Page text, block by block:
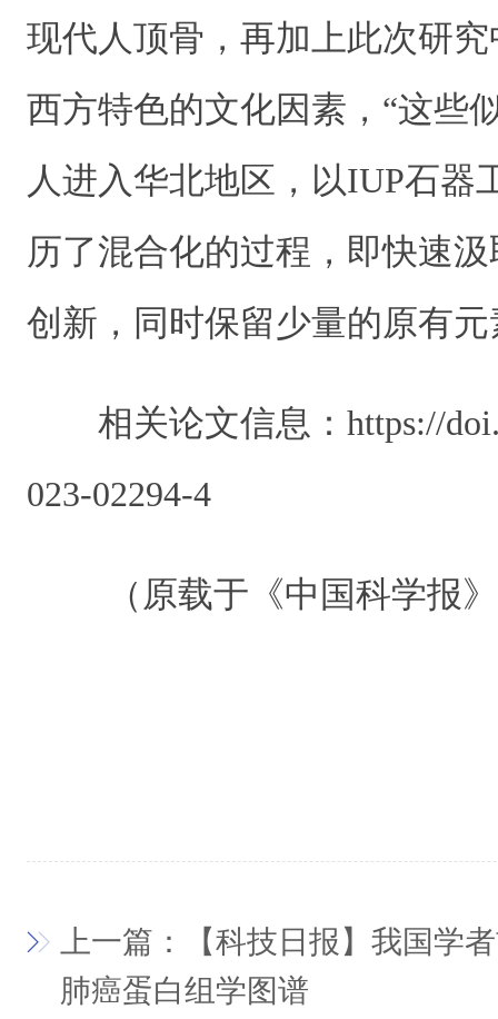
现代人顶骨，再加上此次研
西方特色的文化因素，“这些
人进入华北地区，以IUP石器
历了混合化的过程，即快速
创新，同时保留少量的原有元
相关论文信息：https://
023-02294-4
（原载于《中国科学报
上一篇：【科技日报】我国学
肺癌蛋白组学图谱